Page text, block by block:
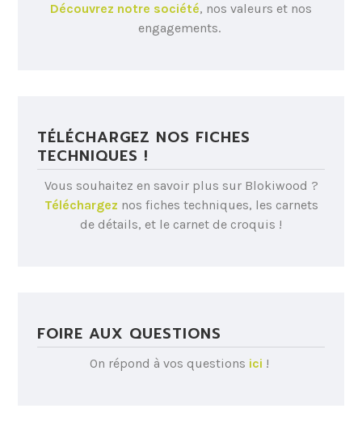
Découvrez notre société, nos valeurs et nos
engagements.
TÉLÉCHARGEZ NOS FICHES
TECHNIQUES !
Vous souhaitez en savoir plus sur Blokiwood ?
Téléchargez nos fiches techniques, les carnets
de détails, et le carnet de croquis !
FOIRE AUX QUESTIONS
On répond à vos questions ici !